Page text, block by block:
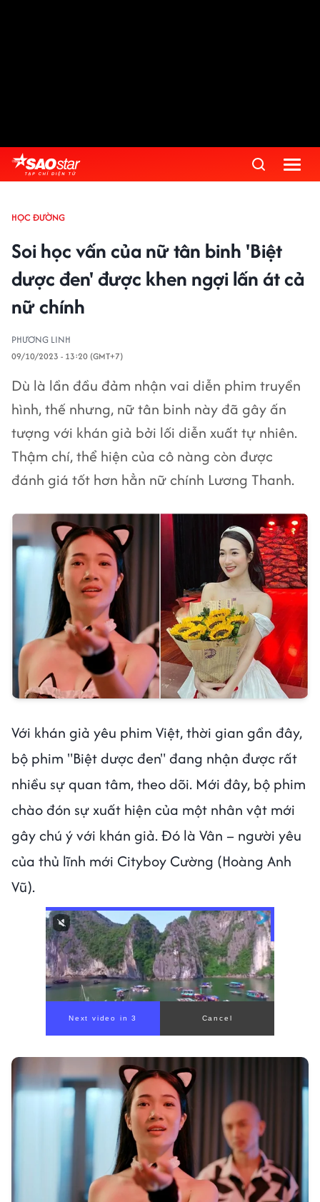
HỌC ĐƯỜNG
Soi học vấn của nữ tân binh 'Biệt
dược đen' được khen ngợi lấn át cả
nữ chính
PHƯƠNG LINH
09/10/2023 - 13:20 (GMT+7)
Dù là lần đầu đảm nhận vai diễn phim truyền
hình, thế nhưng, nữ tân binh này đã gây ấn
tượng với khán giả bởi lối diễn xuất tự nhiên.
Thậm chí, thể hiện của cô nàng còn được
đánh giá tốt hơn hẳn nữ chính Lương Thanh.
Với khán giả yêu phim Việt, thời gian gần đây,
bộ phim "Biệt dược đen" đang nhận được rất
nhiều sự quan tâm, theo dõi. Mới đây, bộ phim
chào đón sự xuất hiện của một nhân vật mới
gây chú ý với khán giả. Đó là Vân – người yêu
của thủ lĩnh mới Cityboy Cường (Hoàng Anh
Vũ).
00:00/ 00:59